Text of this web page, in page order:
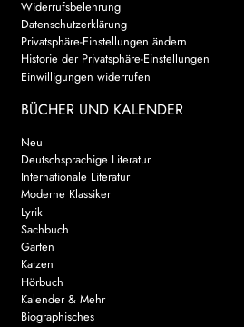
AKTUELLES
NEWSLETTER
WEITERE VERLAGE
Search:
Widerrufsbelehrung
Datenschutzerklärung
Privatsphäre-Einstellungen ändern
Historie der Privatsphäre-Einstellungen
Einwilligungen widerrufen
BÜCHER UND KALENDER
Neu
Deutschsprachige Literatur
Internationale Literatur
Moderne Klassiker
Lyrik
Sachbuch
Garten
Katzen
Hörbuch
Kalender & Mehr
Biographisches